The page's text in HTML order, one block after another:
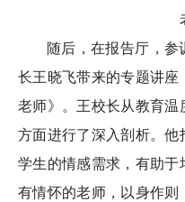
随后，在报告厅，
长王晓飞带来的专题讲座
老师》。王校长从教育
方面进行了深入剖析。他
学生的情感需求，有助
有情怀的老师，以身作则